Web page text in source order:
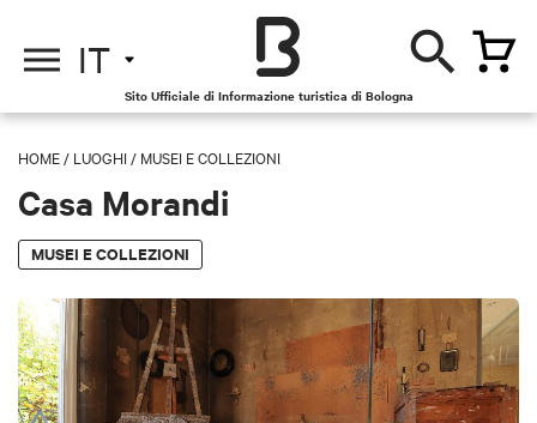
IT
Sito Ufficiale di Informazione turistica di Bologna
HOME / LUOGHI / MUSEI E COLLEZIONI
Casa Morandi
MUSEI E COLLEZIONI